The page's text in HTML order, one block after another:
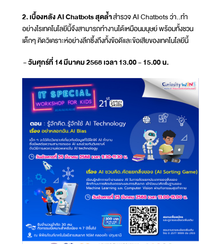
2. เบื้องหลัง AI Chatbots สุดล้ำสำรวจ AI Chatbots ว่า..ทำ
อย่างไรเทคโนโลยีนี้จึงสามารถทำงานได้เหมือนมนุษย์ พร้อมทั้งชวน
เด็กๆ คิดวิเคราะห์อย่างลึกซึ้งถึงทั้งข้อดีและข้อเสียของเทคโนโลยีนี้
- วันศุกร์ที่ 14 มีนาคม 2568 เวลา 13.00 - 15.00 น.